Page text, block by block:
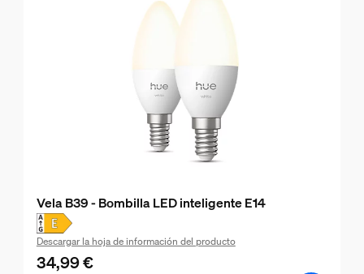
Vela B39 - Bombilla LED inteligente E14
Descargar la hoja de información del producto
El precio actual es 34,99 €
34,99 €